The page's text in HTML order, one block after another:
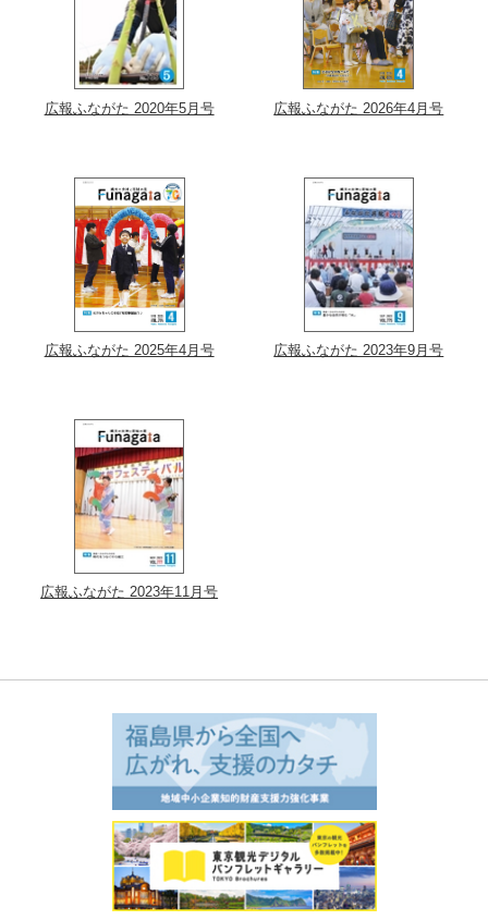
広報ふながた 2020年5月号 広報ふながた 2026年4月号
広報ふながた 2025年4月号 広報ふながた 2023年9月号
広報ふながた 2023年11月号